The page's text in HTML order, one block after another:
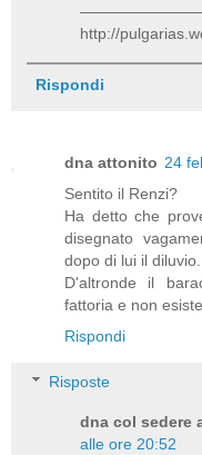
http://
Rispondi
dna attonito 24
Sentito il Renzi?
Ha detto che
disegnato
dopo di lui il
D'altronde il
fattoria e non
Rispondi
Risposte
dna col sedere
alle ore 20:52